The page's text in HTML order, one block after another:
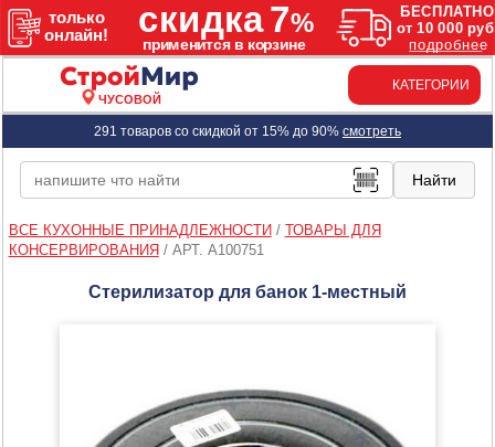
ЧУСОВОЙ
КАТЕГОРИИ
291 товаров со скидкой от 15% до 90% смотреть
ВСЕ КУХОННЫЕ ПРИНАДЛЕЖНОСТИ / ТОВАРЫ ДЛЯ
КОНСЕРВИРОВАНИЯ / АРТ. A100751
Стерилизатор для банок 1-местный